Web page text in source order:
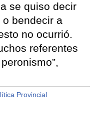
se quiso decir
bendecir a
no ocurrió.
referentes
Provincial